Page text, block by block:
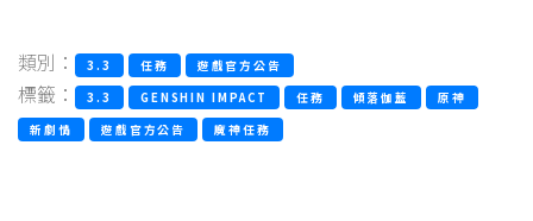
類別： 3.3 任務 遊戲官方公告
標籤： 3.3 GENSHIN IMPACT 任務 傾落伽藍
原神
新劇情
遊戲官方公告 魔神任務